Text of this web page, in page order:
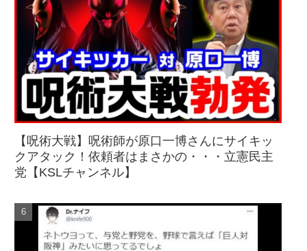
【呪術大戦】呪術師が原口一博さんにサイキッ
クアタック！依頼者はまさかの・・・立憲民主
党【KSLチャンネル】